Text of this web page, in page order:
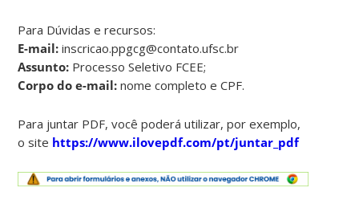
Para Dúvidas e recursos:
E-mail:inscricao.ppgcg@contato.ufsc.br
Assunto: Processo Seletivo FCEE;
Corpo do e-mail: nome completo e CPF.
Para juntar PDF, você poderá utilizar, por exemplo,
o site https://www.ilovepdf.com/pt/juntar_pdf